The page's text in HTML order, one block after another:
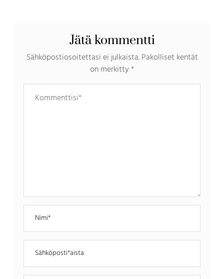
Jätä kommentti
Sähköpostiosoitettasi ei julkaista. Pakolliset kentät
on merkitty*